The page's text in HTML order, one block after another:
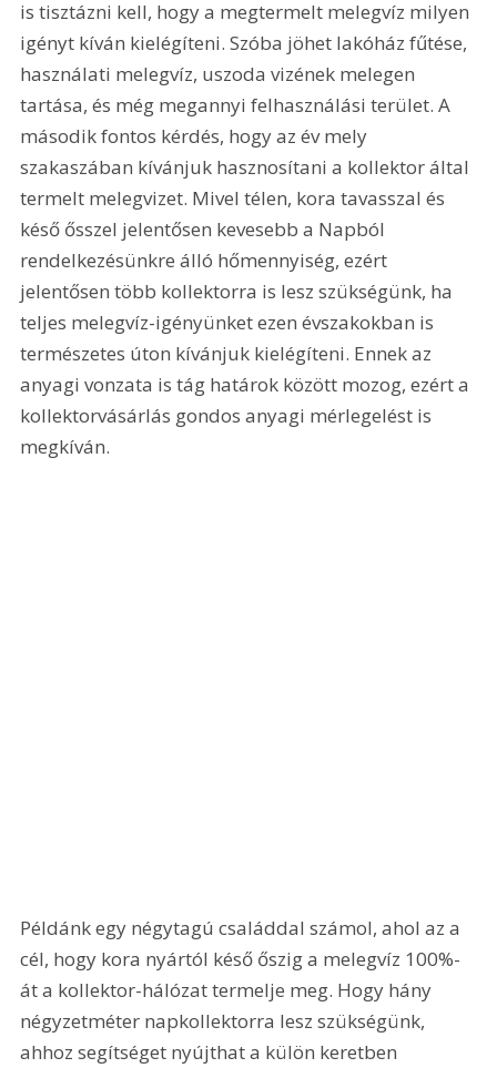
is tisztázni kell, hogy a megtermelt melegvíz milyen
igényt kíván kielégíteni. Szóba jöhet lakóház fűtése,
használati melegvíz, uszoda vizének melegen
tartása, és még megannyi felhasználási terület. A
második fontos kérdés, hogy az év mely
szakaszában kívánjuk hasznosítani a kollektor által
termelt melegvizet. Mivel télen, kora tavasszal és
késő ősszel jelentősen kevesebb a Napból
rendelkezésünkre álló hőmennyiség, ezért
jelentősen több kollektorra is lesz szükségünk, ha
teljes melegvíz-igényünket ezen évszakokban is
természetes úton kívánjuk kielégíteni. Ennek az
anyagi vonzata is tág határok között mozog, ezért a
kollektorvásárlás gondos anyagi mérlegelést is
megkíván.
Példánk egy négytagú családdal számol, ahol az a
cél, hogy kora nyártól késő őszig a melegvíz 100%-
át a kollektor-hálózat termelje meg. Hogy hány
négyzetméter napkollektorra lesz szükségünk,
ahhoz segítséget nyújthat a külön keretben